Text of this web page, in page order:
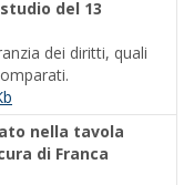
del 13
dei diritti, quali
nella tavola
di Franca